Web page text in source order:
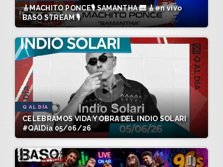
🎸MACHITO PONCE🎙️ SAMANTHA 🎹 🎸en vivo
BASO STREAM 🎙️
Q AL DÍA
CELEBRAMOS VIDA Y OBRA DEL INDIO SOLARI
#QAlDía 05/06/26